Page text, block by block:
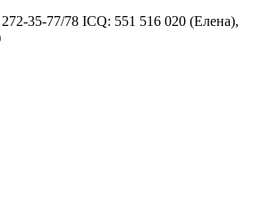
35-77/78 ICQ: 551 516 020 (Елена),